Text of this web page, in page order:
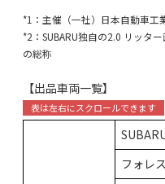
*1：主催（一社）日本自動車工
*2：SUBARU独自の2.0 リッタ
の総称
【出品車両一覧】
フォレ